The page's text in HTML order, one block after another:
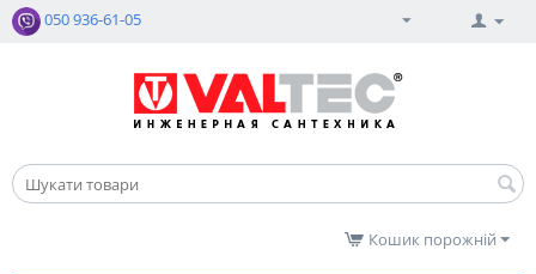
050 936-61-05
Кошик порожній